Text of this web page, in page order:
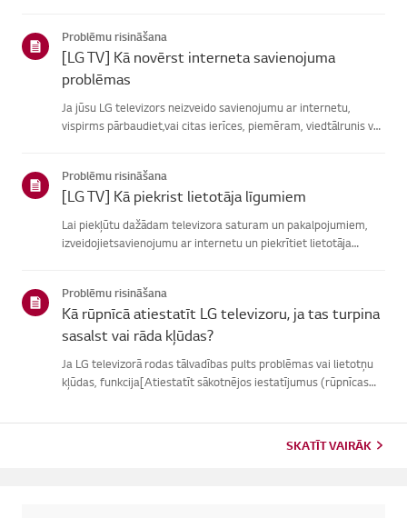
Problēmu risināšana
[LG TV] Kā novērst interneta savienojuma
problēmas
Ja jūsu LG televizors neizveido savienojumu ar internetu,
vispirms pārbaudiet,vai citas ierīces, piemēram, viedtālrunis vai
Problēmu risināšana
[LG TV] Kā piekrist lietotāja līgumiem
Lai piekļūtu dažādam televizora saturam un pakalpojumiem,
izveidojietsavienojumu ar internetu un piekrītiet lietotāja
Problēmu risināšana
Kā rūpnīcā atiestatīt LG televizoru, ja tas turpina
sasalst vai rāda kļūdas?
Ja LG televizorā rodas tālvadības pults problēmas vai lietotņu
kļūdas, funkcija[Atiestatīt sākotnējos iestatījumus (rūpnīcas
SKATĪT VAIRĀK